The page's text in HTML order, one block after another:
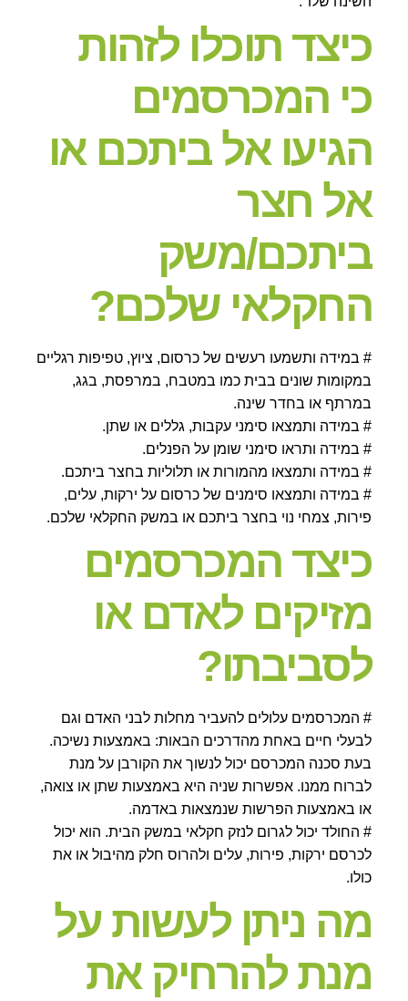
כיצד תוכלו לזהות
כי המכרסמים
הגיעו אל ביתכם או
אל חצר
ביתכם/משק
החקלאי שלכם?
# במידה ותשמעו רעשים של כרסום, ציוץ, טפיפות רגליים
במקומות שונים בבית כמו במטבח, במרפסת, בגג,
במרתף או בחדר שינה.
# במידה ותמצאו סימני עקבות, גללים או שתן.
# במידה ותראו סימני שומן על הפנלים.
# במידה ותמצאו מהמורות או תלוליות בחצר ביתכם.
# במידה ותמצאו סימנים של כרסום על ירקות, עלים,
פירות, צמחי נוי בחצר ביתכם או במשק החקלאי שלכם.
כיצד המכרסמים
מזיקים לאדם או
לסביבתו?
# המכרסמים עלולים להעביר מחלות לבני האדם וגם
לבעלי חיים באחת מהדרכים הבאות: באמצעות נשיכה.
בעת סכנה המכרסם יכול לנשוך את הקורבן על מנת
לברוח ממנו. אפשרות שניה היא באמצעות שתן או צואה,
או באמצעות הפרשות שנמצאות באדמה.
# החולד יכול לגרום לנזק חקלאי במשק הבית. הוא יכול
לכרסם ירקות, פירות, עלים ולהרוס חלק מהיבול או את
כולו.
מה ניתן לעשות על
מנת להרחיק את